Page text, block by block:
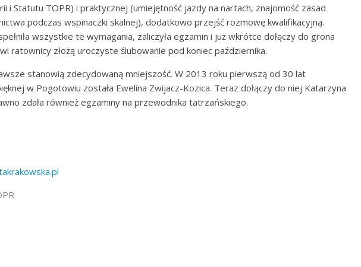
i Statutu TOPR) i praktycznej (umiejętność jazdy na nartach, znajomość zasad
podczas wspinaczki skalnej), dodatkowo przejść rozmowę kwalifikacyjną.
wszystkie te wymagania, zaliczyła egzamin i już wkrótce dołączy do grona
ratownicy złożą uroczyste ślubowanie pod koniec października.
stanowią zdecydowaną mniejszość. W 2013 roku pierwszą od 30 lat
w Pogotowiu została Ewelina Zwijacz-Kozica. Teraz dołączy do niej Katarzyna
zdała również egzaminy na przewodnika tatrzańskiego.